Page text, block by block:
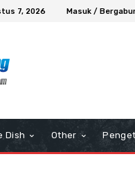
7, 2026 Masuk /
Dish Other